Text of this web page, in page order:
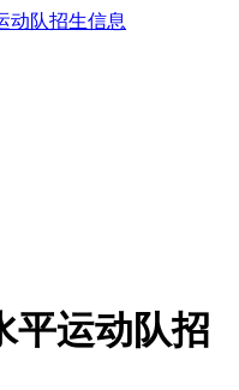
动队招生信息
平运动队招